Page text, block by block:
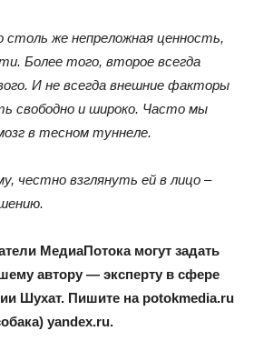
же непреложная ценность,
Более того, второе всегда
И не всегда внешние факторы
свободно и широко. Часто мы
в тесном туннеле.
честно взглянуть ей в лицо –
МедиаПотока могут задать
автору — эксперту в сфере
Шухат. Пишите на potokmedia.ru
yandex.ru.